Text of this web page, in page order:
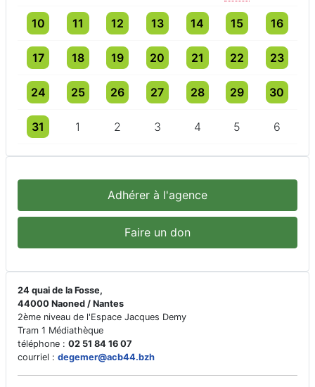
10
Un évènement
11
3 évènements
12
4 évènements
13
3 évènements
14
4 évènements
15
4 évènements
16
4
17
Un évènement
18
3 évènements
19
3 évènements
20
4 évènements
21
5 évènements
22
5 évènements
23
5
24
Un évènement
25
3 évènements
26
3 évènements
27
3 évènements
28
3 évènements
29
4 évènements
30
3
31
Un évènement
1
3 évènements
2
3 évènements
3
3 évènements
4
3 évènements
5
3 évènements
6
3
Adhérer à l'agence
Faire un don
24 quai de la Fosse,
44000 Naoned / Nantes
2ème niveau de l'Espace Jacques Demy
Tram 1 Médiathèque
téléphone : 02 51 84 16 07
courriel : degemer@acb44.bzh